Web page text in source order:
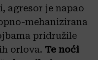
agresor je napao
mehanizirana
pridružile
orlova. Te noći